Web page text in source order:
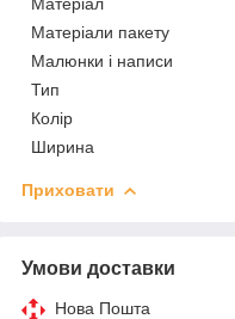
Матеріали пакету
Малюнки і написи
Тип
Колір
Ширина
Приховати
Умови доставки
Нова Пошта